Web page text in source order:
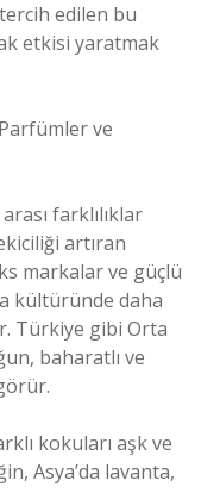
edilen bu
etkisi yaratmak
ve
farklılıklar
artıran
markalar ve güçlü
kültüründe daha
Türkiye gibi Orta
baharatlı ve
kokuları aşk ve
Asya’da lavanta,